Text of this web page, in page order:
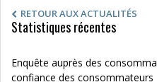
RETOUR AUX ACTUALITÉS
Statistiques récentes
Enquête auprès des
confiance des consommateurs